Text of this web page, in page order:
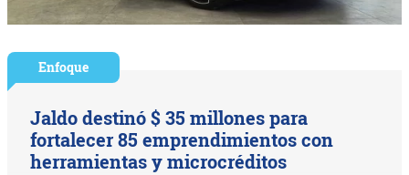
Enfoque
Jaldo destinó $ 35 millones para
fortalecer 85 emprendimientos con
herramientas y microcréditos